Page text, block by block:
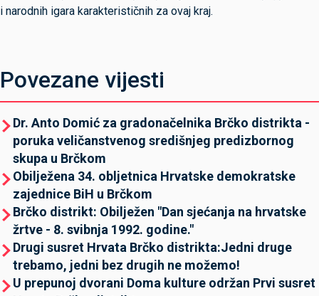
i narodnih igara karakterističnih za ovaj kraj.
Povezane vijesti
Dr. Anto Domić za gradonačelnika Brčko distrikta -
poruka veličanstvenog središnjeg predizbornog
skupa u Brčkom
Obilježena 34. obljetnica Hrvatske demokratske
zajednice BiH u Brčkom
Brčko distrikt: Obilježen "Dan sjećanja na hrvatske
žrtve - 8. svibnja 1992. godine."
Drugi susret Hrvata Brčko distrikta:Jedni druge
trebamo, jedni bez drugih ne možemo!
U prepunoj dvorani Doma kulture održan Prvi susret